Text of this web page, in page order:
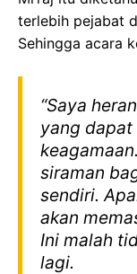
terlebih pejabat
Sehingga acara
“Saya
yang dapat
siraman
sendiri.
akan
Ini malah
lagi.